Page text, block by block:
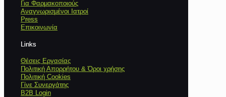
Για Φαρμακοποιούς
Αναγνωρισμένοι Ιατροί
Press
Επικοινωνία
Links
Θέσεις Εργασίας
Πολιτική Απορρήτου & Όροι χρήσης
Πολιτική Cookies
Γίνε Συνεργάτης
B2B Login